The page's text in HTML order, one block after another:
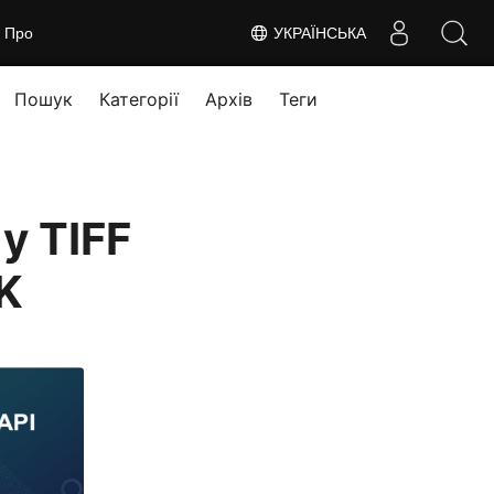
УКРАЇНСЬКА
Про
Пошук Категорії Архів Теги
TIFF